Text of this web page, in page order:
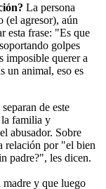
La persona
(el agresor), aún
esta frase: "Es que
golpes
imposible querer a
un animal, eso es
de este
la familia y
abusador. Sobre
relación por "el bien
padre?", les dicen.
madre y que luego